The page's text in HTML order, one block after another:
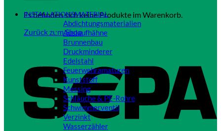
Es befinden sich keine Produkte im Warenkorb.
Zurück zum Shop
INSTALLATIONSMATERIAL
Abdichtungsmaterialien
Auslaufhähne
Brunnenbau
Druckminderer
Edelstahl
Feuerwehramaturen
Kunststoff
Messing
Schläuche & PE-Rohre
Schwimmerventil
Verzinkt
Wasserzähler